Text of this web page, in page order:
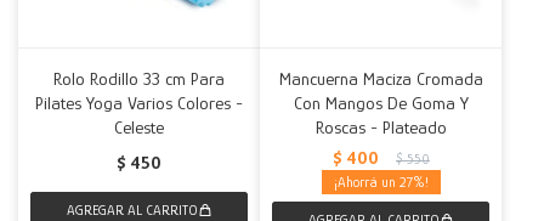
Rolo Rodillo 33 cm Para
Pilates Yoga Varios Colores -
Celeste
$ 450
Mancuerna Maciza Cromada
Con Mangos De Goma Y
Roscas - Plateado
$ 400 $ 550
27